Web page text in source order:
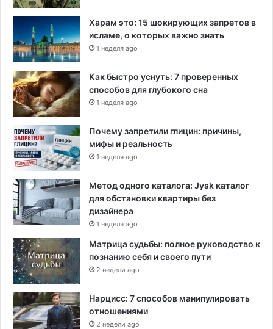
Харам это: 15 шокирующих запретов в
исламе, о которых важно знать
1 неделя ago
Как быстро уснуть: 7 проверенных
способов для глубокого сна
1 неделя ago
Почему запретили глицин: причины,
мифы и реальность
1 неделя ago
Метод одного каталога: Jysk каталог
для обстановки квартиры без
дизайнера
1 неделя ago
Матрица судьбы: полное руководство к
познанию себя и своего пути
2 недели ago
Нарцисс: 7 способов манипулировать
отношениями
2 недели ago